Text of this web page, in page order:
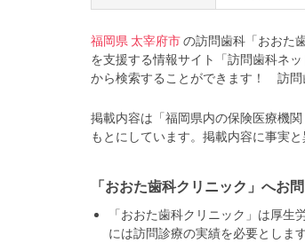
福岡県 太宰府市の訪問歯科「おおた
を支援する情報サイト「訪問歯科ネ
から検索することができます！ 訪問
掲載内容は「福岡県内の保険医療機
もとにしています。掲載内容に事実と
「おおた歯科クリニック」へお
「おおた歯科クリニック」は厚
には訪問診療の実績を必要としま